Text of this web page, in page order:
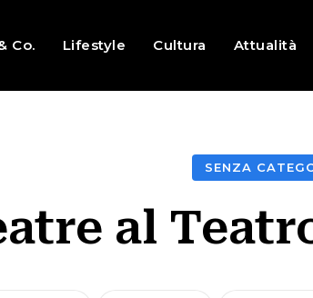
Co. Lifestyle Cultura Attualità
SENZA
al